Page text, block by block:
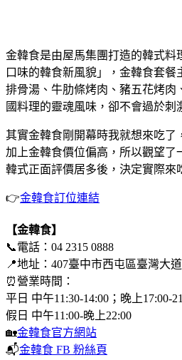
金韓食是由屋馬集團打造的韓式料
口味的韓食新風貌」，金韓食套
排骨湯、牛肋條烤肉、豬五花烤肉
國料理的靈魂風味，卻不會過於刺
其實金韓食剛開幕時我就想來吃了
加上金韓食價位偏高，所以觀望了
韓式正面評價居多後，決定實際來
👉金韓食訂位連結
【金韓食】
📞電話：04 2315 0888
📍地址：407臺中市西屯區臺灣大
⏰營業時間：
平日 中午11:30-14:00；晚上17:00-
假日 中午11:00-晚上22:00
🏡金韓食官方網站
📬金韓食 FB 粉絲頁